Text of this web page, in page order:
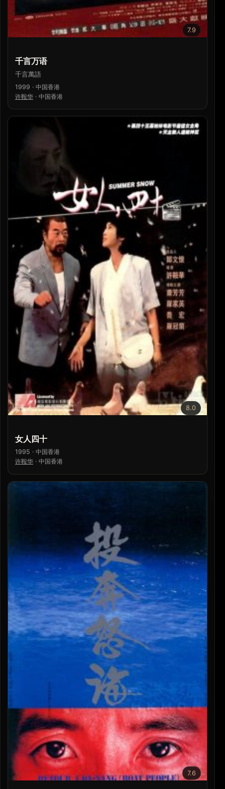
7.9
千言万语
千言萬語
1999 · 中国香港
许鞍华 · 中国香港
8.0
女人四十
1995 · 中国香港
许鞍华 · 中国香港
7.6